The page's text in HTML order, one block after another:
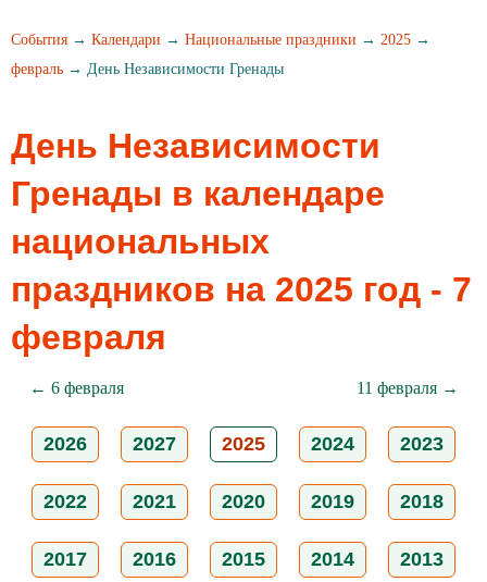
События → Календари → Национальные праздники → 2025 →
февраль → День Независимости Гренады
День Независимости
Гренады в календаре
национальных
праздников на 2025 год - 7
февраля
← 6 февраля 11 февраля →
2026 2027 2025 2024 2023
2022 2021 2020 2019 2018
2017 2016 2015 2014 2013